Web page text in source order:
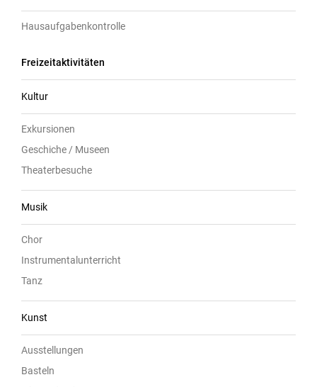
Hausaufgabenkontrolle
Freizeitaktivitäten
Kultur
Exkursionen
Geschiche / Museen
Theaterbesuche
Musik
Chor
Instrumentalunterricht
Tanz
Kunst
Ausstellungen
Basteln